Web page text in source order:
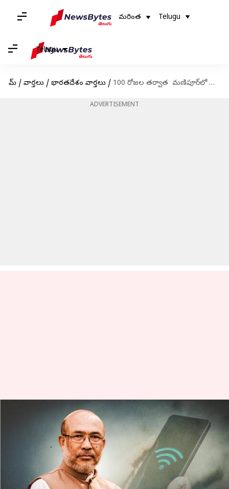
మరింత Telugu
Telugu
హోమ్ / వార్తలు / భారతదేశం వార్తలు / 100 రోజల తర్వాత మణిపూర్‌లో ఇంటర్నెట్ సేవల పునరుద్ధరణ
ADVERTISEMENT
100 రోజల తర్వాత మణిపూర్‌లో
ఇంటర్నెట్ సేవల పునరుద్ధరణ
Sep 23, 2023 12:25 pm
ఈ వార్తాకథనం ఏంటి